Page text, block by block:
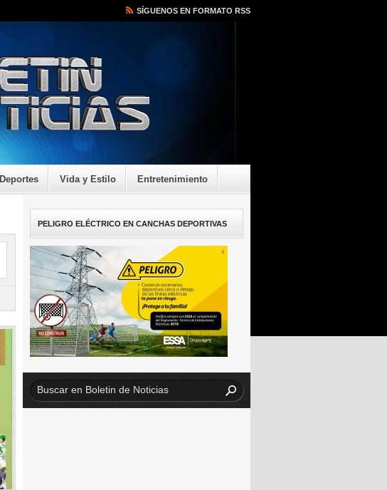
SÍGUENOS EN FORMATO RSS
Deportes Vida y Estilo Entretenimiento
PELIGRO ELÉCTRICO EN CANCHAS DEPORTIVAS